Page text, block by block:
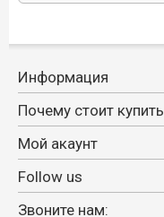
Информация
Почему стоит купить
Мой акаунт
Follow us
Звоните нам: